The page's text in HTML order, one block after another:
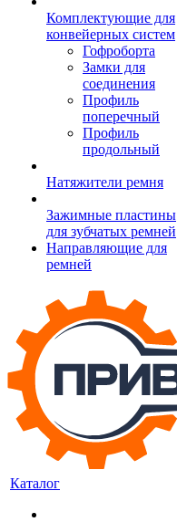
Комплектующие для
конвейерных систем
Гофроборта
Замки для
соединения
Профиль
поперечный
Профиль
продольный
Натяжители ремня
Зажимные пластины
для зубчатых ремней
Направляющие для
ремней
Каталог